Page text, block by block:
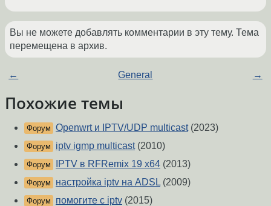
Вы не можете добавлять комментарии в эту тему. Тема
перемещена в архив.
← General →
Похожие темы
Форум Openwrt и IPTV/UDP multicast(2023)
Форум iptv igmp multicast(2010)
Форум IPTV в RFRemix 19 x64 (2013)
Форум настройка iptv на ADSL (2009)
Форум помогите с iptv (2015)